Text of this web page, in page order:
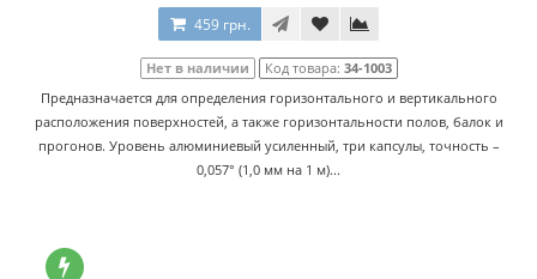
459 грн.
Нет в наличии Код товара: 34-1003
Предназначается для определения горизонтального и вертикального
расположения поверхностей, а также горизонтальности полов, балок и
прогонов. Уровень алюминиевый усиленный, три капсулы, точность –
0,057° (1,0 мм на 1 м)...